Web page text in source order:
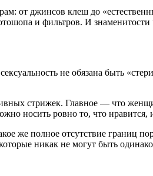
от джинсов клеш до
и фильтров. И
не обязана быть
стрижек. Главное — что
носить ровно то, что нравится,
же полное отсутствие границ
никак не могут быть